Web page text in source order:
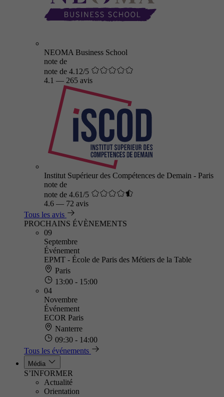
NEOMA Business School
note de
note de 4.12/5
4.1 — 265 avis
Institut Supérieur des Compétences de Demain - Paris
note de
note de 4.61/5
4.6 — 72 avis
Tous les avis
PROCHAINS ÉVÈNEMENTS
09
Septembre
Événement
EPMT - École de Paris des Métiers de la Table
Paris
13:00 - 15:00
04
Novembre
Événement
ECOR Paris
Nanterre
09:30 - 14:00
Tous les événements
Média
S’INFORMER
Actualité
Orientation